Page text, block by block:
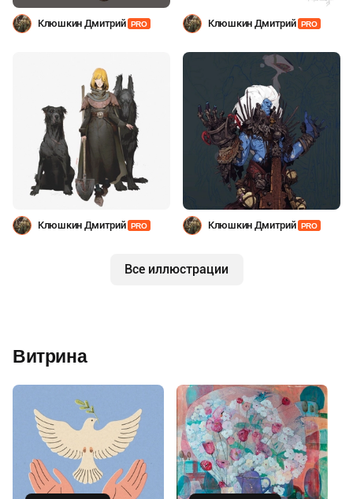
Клюшкин Дмитрий PRO Клюшкин Дмитрий PRO
Клюшкин Дмитрий PRO Клюшкин Дмитрий PRO
Все иллюстрации
Витрина
Купить Купить